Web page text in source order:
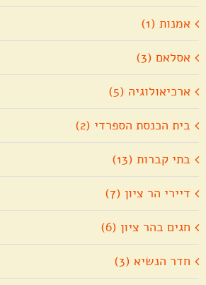
אמנות (1)
אסלאם (3)
ארכיאולוגיה (5)
בית הכנסת הספרדי (2)
בתי קברות (13)
דיירי הר ציון (7)
חגים בהר ציון (6)
חדר הנשיא (3)